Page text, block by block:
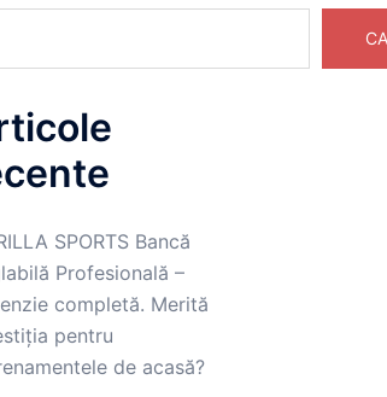
SPORTS Bancă
Profesională –
completă. Merită
pentru
de acasă?